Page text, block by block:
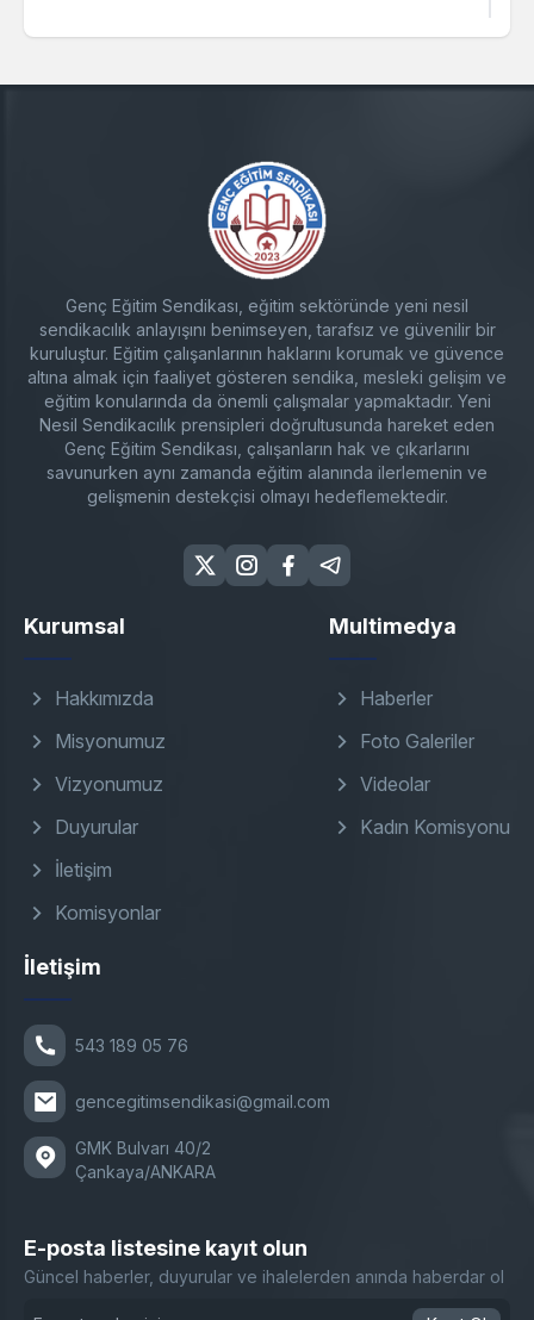
Genç Eğitim Sendikası, eğitim sektöründe yeni nesil
sendikacılık anlayışını benimseyen, tarafsız ve güvenilir bir
kuruluştur. Eğitim çalışanlarının haklarını korumak ve güvence
altına almak için faaliyet gösteren sendika, mesleki gelişim ve
eğitim konularında da önemli çalışmalar yapmaktadır. Yeni
Nesil Sendikacılık prensipleri doğrultusunda hareket eden
Genç Eğitim Sendikası, çalışanların hak ve çıkarlarını
savunurken aynı zamanda eğitim alanında ilerlemenin ve
gelişmenin destekçisi olmayı hedeflemektedir.
Kurumsal
Hakkımızda
Misyonumuz
Vizyonumuz
Duyurular
İletişim
Komisyonlar
Multimedya
Haberler
Foto Galeriler
Videolar
Kadın Komisyonu
İletişim
543 189 05 76
gencegitimsendikasi@gmail.com
GMK Bulvarı 40/2
Çankaya/ANKARA
E-posta listesine kayıt olun
Güncel haberler, duyurular ve ihalelerden anında haberdar ol